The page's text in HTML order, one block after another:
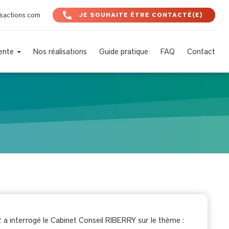
JE SOUHAITE ÊTRE CONTACTÉ(E)
Nos réalisations Guide pratique FAQ Contact
le Cabinet Conseil RIBERRY sur le thème :